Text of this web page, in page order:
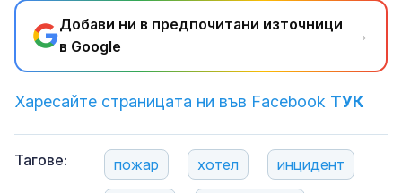
Добави ни в предпочитани източници
в Google
→
Харесайте страницата ни във Facebook ТУК
Тагове: пожар хотел инцидент